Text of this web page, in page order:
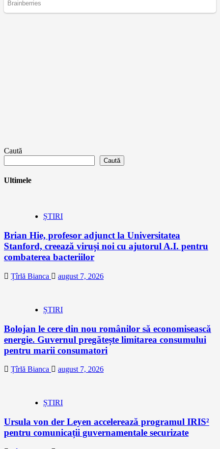
Caută
Caută
Ultimele
ȘTIRI
Brian Hie, profesor adjunct la Universitatea
Stanford, creează viruși noi cu ajutorul A.I. pentru
combaterea bacteriilor
Țîrlă Bianca august 7, 2026
ȘTIRI
Bolojan le cere din nou românilor să economisească
energie. Guvernul pregătește limitarea consumului
pentru marii consumatori
Țîrlă Bianca august 7, 2026
ȘTIRI
Ursula von der Leyen accelerează programul IRIS²
pentru comunicații guvernamentale securizate